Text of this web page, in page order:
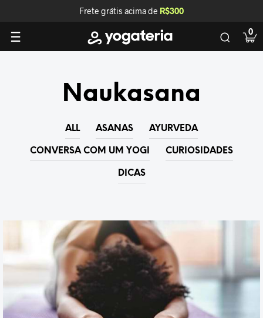
Frete grátis acima de R$300
0
Naukasana
ALL ASANAS AYURVEDA
CONVERSA COM UM YOGI CURIOSIDADES
DICAS